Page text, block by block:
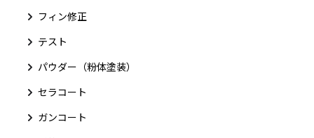
フィン修正
テスト
パウダー（粉体塗装）
セラコート
ガンコート